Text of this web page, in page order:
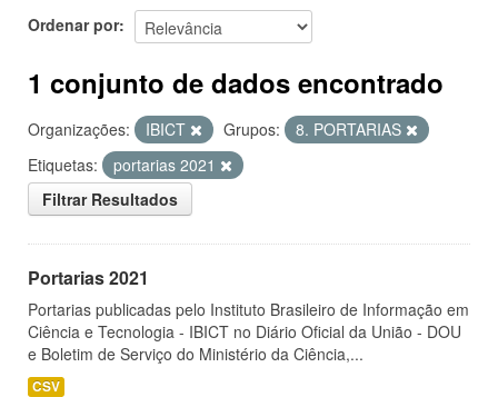
Ordenar por
1 conjunto de dados encontrado
Organizações: IBICT Grupos:
8. PORTARIAS
Etiquetas:
portarias 2021
Filtrar Resultados
Portarias 2021
Portarias publicadas pelo Instituto Brasileiro de Informação em
Ciência e Tecnologia - IBICT no Diário Oficial da União - DOU
e Boletim de Serviço do Ministério da Ciência,...
CSV